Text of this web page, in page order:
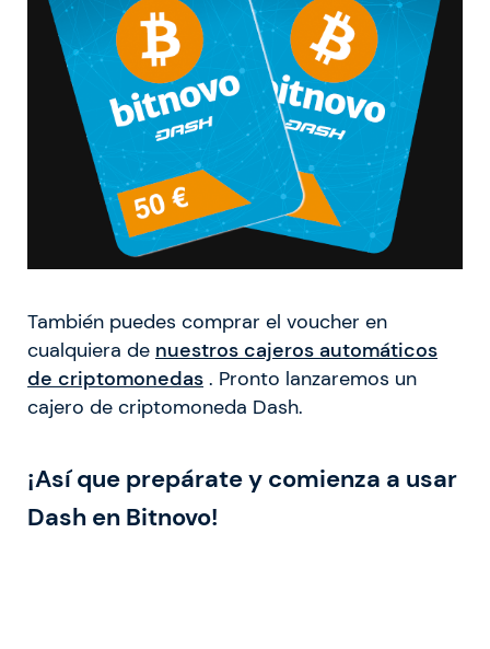
También puedes comprar el voucher en
cualquiera de nuestros cajeros automáticos
de criptomonedas . Pronto lanzaremos un
cajero de criptomoneda Dash.
¡Así que prepárate y comienza a usar
Dash en Bitnovo!